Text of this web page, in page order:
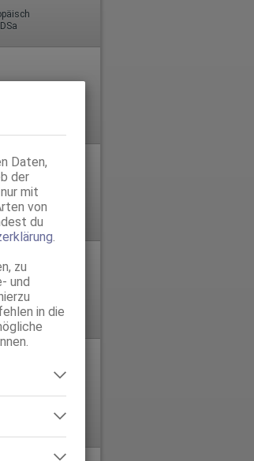
Daten,
der
mit
von
du
zu
und
in die
Betrieb
der
DSa